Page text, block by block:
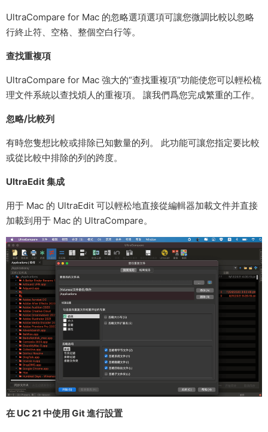
UltraCompare for Mac 的忽略選項選項可讓您微調比較以忽略
行終止符、空格、整個空白行等。
查找重複項
UltraCompare for Mac 強大的“查找重複項”功能使您可以輕松梳
理文件系統以查找煩人的重複項。 讓我們爲您完成繁重的工作。
忽略/比較列
有時您隻想比較或排除已知數量的列。 此功能可讓您指定要比較
或從比較中排除的列的跨度。
UltraEdit 集成
用于 Mac 的 UltraEdit 可以輕松地直接從編輯器加載文件并直接
加載到用于 Mac 的 UltraCompare。
在 UC 21 中使用 Git 進行設置